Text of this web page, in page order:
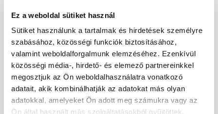
Ez a weboldal sütiket használ
Sütiket használunk a tartalmak és hirdetések személyre
szabásához, közösségi funkciók biztosításához,
valamint weboldalforgalmunk elemzéséhez. Ezenkívül
közösségi média-, hirdető- és elemező partnereinkkel
megosztjuk az Ön weboldalhasználatra vonatkozó
adatait, akik kombinálhatják az adatokat más olyan
adatokkal, amelyeket Ön adott meg számukra vagy az
Ön által használt más szolgáltatásokból gyűjtöttek.
2025. január
2024. november
2024. október
2024. szeptember